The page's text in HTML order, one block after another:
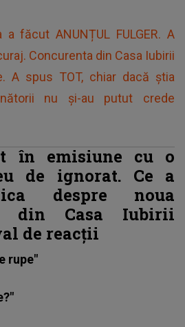
a făcut ANUNȚUL FULGER. A
Concurenta din Casa Iubirii
A spus TOT, chiar dacă știa
nu și-au putut crede
în emisiune cu o
de ignorat. Ce a
despre noua
din Casa Iubirii
de reacții
rupe"